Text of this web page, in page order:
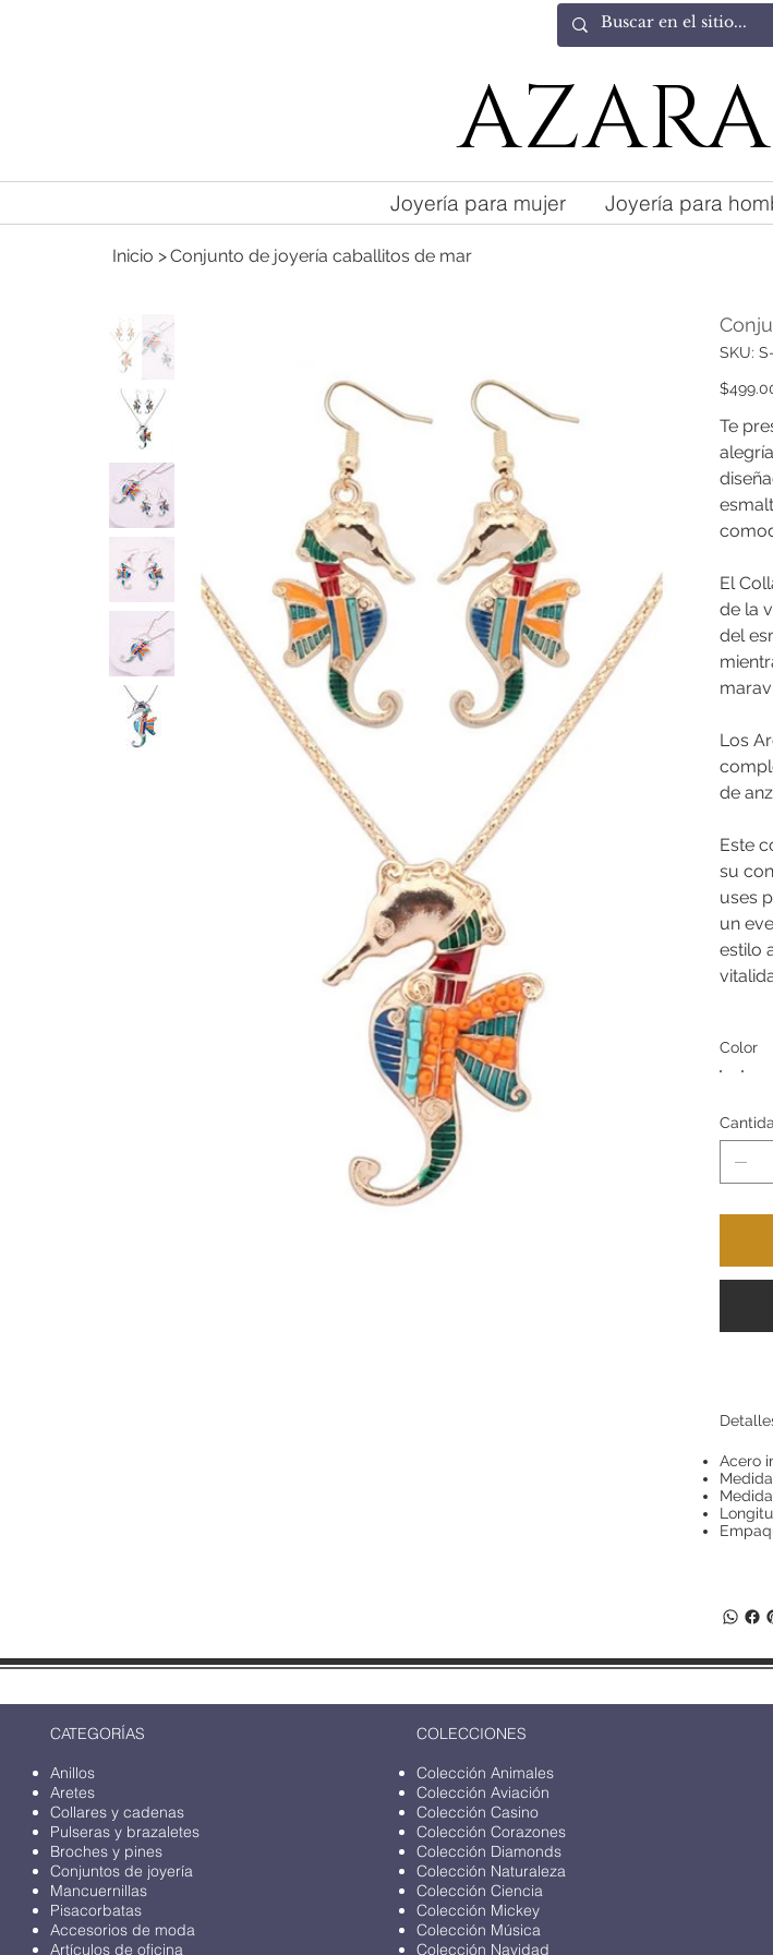
AZARA
Joyería para mujer Joyería para
Inicio >Conjunto de joyería caballitos de mar
SKU: S-
Precio
Te
El
de la
del
Los
de
Este
su
uses
un
estilo
Color
Acero
CATEGORÍAS
Anillos
Aretes
Collares y cadenas
Pulseras y brazaletes
Broches y pines
Conjuntos de joyería
Mancuernillas
Pisacorbatas
Accesorios de moda
Artículos de oficina
COLECCIONES
Colección Animales
Colección Aviación
Colección Casino
Colección Corazones
Colección Diamonds
Colección Naturaleza
Colección Ciencia
Colección Mickey
Colección Música
Colección Navidad